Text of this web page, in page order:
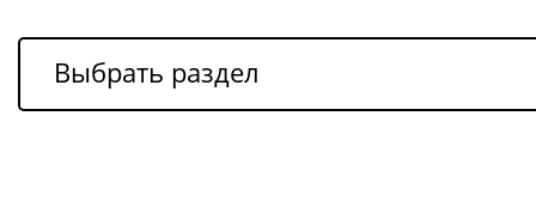
Выбрать раздел